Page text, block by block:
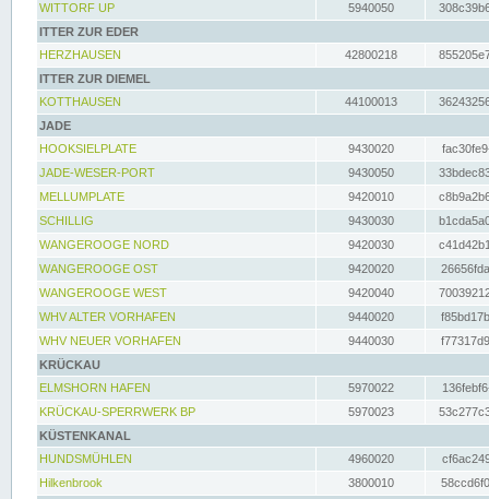
WITTORF UP
5940050
ITTER ZUR EDER
HERZHAUSEN
42800218
ITTER ZUR DIEMEL
KOTTHAUSEN
44100013
JADE
HOOKSIELPLATE
9430020
JADE-WESER-PORT
9430050
MELLUMPLATE
9420010
SCHILLIG
9430030
WANGEROOGE NORD
9420030
WANGEROOGE OST
9420020
WANGEROOGE WEST
9420040
WHV ALTER VORHAFEN
9440020
WHV NEUER VORHAFEN
9440030
KRÜCKAU
ELMSHORN HAFEN
5970022
KRÜCKAU-SPERRWERK BP
5970023
KÜSTENKANAL
HUNDSMÜHLEN
4960020
Hilkenbrook
3800010